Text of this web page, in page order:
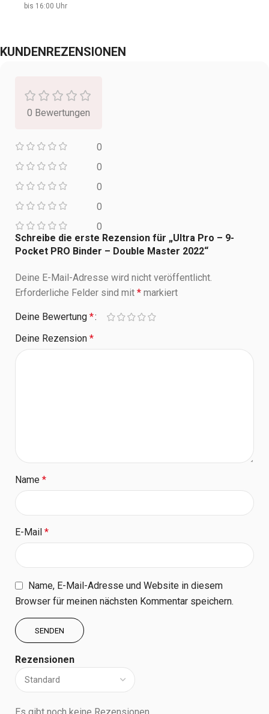
bis 16:00 Uhr
KUNDENREZENSIONEN
0 Bewertungen
0
0
0
0
0
Rezensionen
Schreibe die erste Rezension für „Ultra Pro – 9-
Pocket PRO Binder – Double Master 2022“
Deine E-Mail-Adresse wird nicht veröffentlicht.
Erforderliche Felder sind mit * markiert
Deine Bewertung *
Deine Rezension *
Name *
E-Mail *
Name, E-Mail-Adresse und Website in diesem
Browser für meinen nächsten Kommentar speichern.